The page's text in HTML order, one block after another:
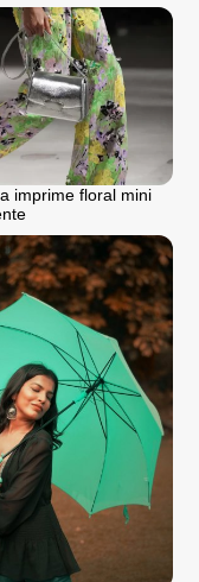
imprime floral mini